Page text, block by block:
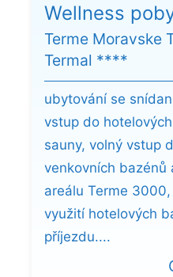
Wellness
Terme Moravske
Termal ****
ubytování se
vstup do
sauny, volný vstup
venkovních bazénů
areálu Terme
využití hotelových
příjezdu....